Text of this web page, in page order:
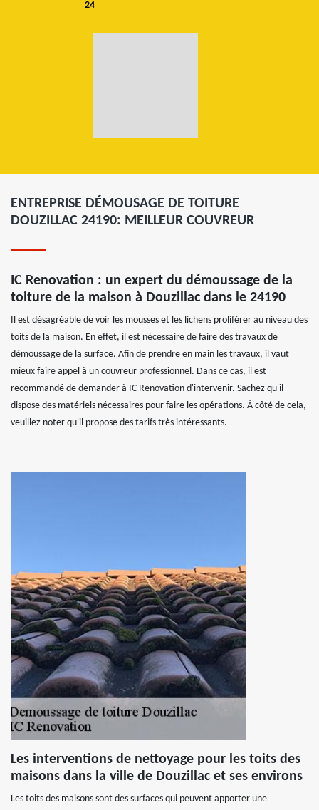
24
ENTREPRISE DÉMOUSAGE DE TOITURE
DOUZILLAC 24190: MEILLEUR COUVREUR
IC Renovation : un expert du démoussage de la
toiture de la maison à Douzillac dans le 24190
Il est désagréable de voir les mousses et les lichens proliférer au niveau des
toits de la maison. En effet, il est nécessaire de faire des travaux de
démoussage de la surface. Afin de prendre en main les travaux, il vaut
mieux faire appel à un couvreur professionnel. Dans ce cas, il est
recommandé de demander à IC Renovation d'intervenir. Sachez qu'il
dispose des matériels nécessaires pour faire les opérations. À côté de cela,
veuillez noter qu'il propose des tarifs très intéressants.
Les interventions de nettoyage pour les toits des
maisons dans la ville de Douzillac et ses environs
Les toits des maisons sont des surfaces qui peuvent apporter une